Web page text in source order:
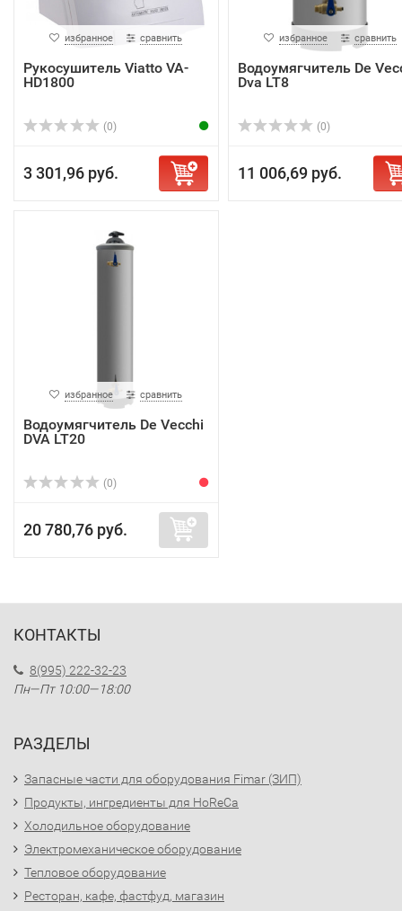
избранное сравнить
Рукосушитель Viatto VA-
HD1800
(0)
3 301,96 руб.
избранное сравнить
Водоумягчитель De
Dva LT8
(0)
11 006,69 руб.
избранное сравнить
Водоумягчитель De Vecchi
DVA LT20
(0)
20 780,76 руб.
КОНТАКТЫ
8(995) 222-32-23
Пн—Пт 10:00—18:00
РАЗДЕЛЫ
Запасные части для оборудования Fimar (ЗИП)
Продукты, ингредиенты для HoReCa
Холодильное оборудование
Электромеханическое оборудование
Тепловое оборудование
Ресторан, кафе, фастфуд, магазин